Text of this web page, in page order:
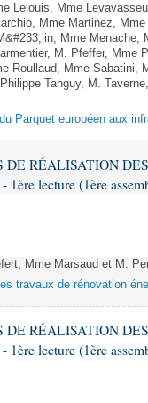
Lelouis, Mme
Mme Martinez,
Mme Menache,
M. Pfeffer, Mme
Roullaud, Mme
Tanguy, M.
Parquet européen aux
DE RÉALISATION
lecture (1ère
Mme Marsaud et M.
travaux de rénovation
DE RÉALISATION
lecture (1ère